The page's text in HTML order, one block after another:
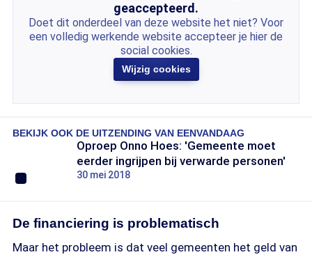
geaccepteerd.
Doet dit onderdeel van deze website het niet? Voor
een volledig werkende website accepteer je hier de
social cookies.
Wijzig cookies
BEKIJK OOK DE UITZENDING VAN EENVANDAAG
Oproep Onno Hoes: 'Gemeente moet
eerder ingrijpen bij verwarde personen'
30 mei 2018
De financiering is problematisch
Maar het probleem is dat veel gemeenten het geld van